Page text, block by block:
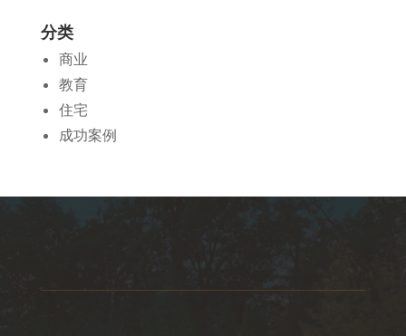
分类
商业
教育
住宅
成功案例